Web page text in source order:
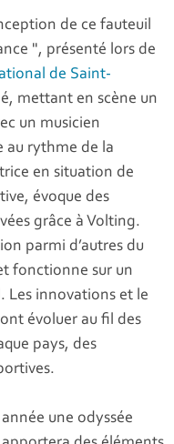
de ce fauteuil
", présenté lors de
de Saint-
mettant en scène un
un musicien
au rythme de la
en situation de
évoque des
grâce à Volting.
parmi d’autres du
fonctionne sur un
innovations et le
évoluer au fil des
pays, des
une odyssée